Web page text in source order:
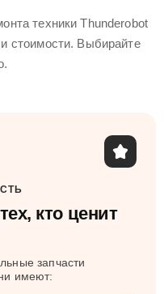
техники Thunderobot
стоимости. Выбирайте
кто ценит
запчасти
имеют: